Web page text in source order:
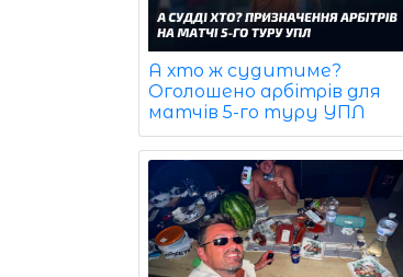
А хто ж судитиме?
Оголошено арбітрів для
матчів 5-го туру УПЛ